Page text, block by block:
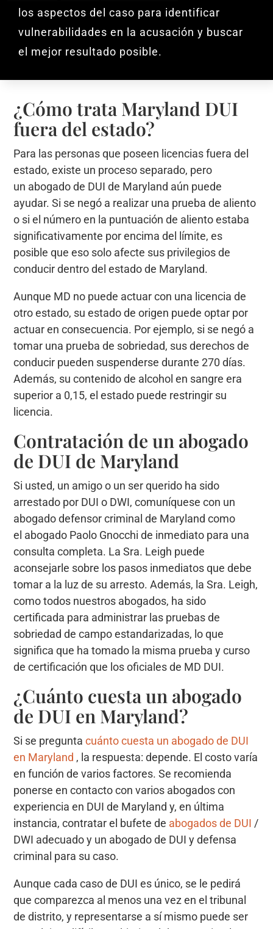
los aspectos del caso para identificar
vulnerabilidades en la acusación y buscar
el mejor resultado posible.
¿Cómo trata Maryland DUI
fuera del estado?
Para las personas que poseen licencias fuera del
estado, existe un proceso separado, pero
un abogado de DUI de Maryland aún puede
ayudar. Si se negó a realizar una prueba de aliento
o si el número en la puntuación de aliento estaba
significativamente por encima del límite, es
posible que eso solo afecte sus privilegios de
conducir dentro del estado de Maryland.
Aunque MD no puede actuar con una licencia de
otro estado, su estado de origen puede optar por
actuar en consecuencia. Por ejemplo, si se negó a
tomar una prueba de sobriedad, sus derechos de
conducir pueden suspenderse durante 270 días.
Además, su contenido de alcohol en sangre era
superior a 0,15, el estado puede restringir su
licencia.
Contratación de un abogado
de DUI de Maryland
Si usted, un amigo o un ser querido ha sido
arrestado por DUI o DWI, comuníquese con un
abogado defensor criminal de Maryland como
el abogado Paolo Gnocchi de inmediato para una
consulta completa. La Sra. Leigh puede
aconsejarle sobre los pasos inmediatos que debe
tomar a la luz de su arresto. Además, la Sra. Leigh,
como todos nuestros abogados, ha sido
certificada para administrar las pruebas de
sobriedad de campo estandarizadas, lo que
significa que ha tomado la misma prueba y curso
de certificación que los oficiales de MD DUI.
¿Cuánto cuesta un abogado
de DUI en Maryland?
Si se preguntacuánto cuesta un abogado de DUI
en Maryland , la respuesta: depende. El costo varía
en función de varios factores. Se recomienda
ponerse en contacto con varios abogados con
experiencia en DUI de Maryland y, en última
instancia, contratar el bufete de abogados de DUI /
DWI adecuado y un abogado de DUI y defensa
criminal para su caso.
Aunque cada caso de DUI es único, se le pedirá
que comparezca al menos una vez en el tribunal
de distrito, y representarse a sí mismo puede ser